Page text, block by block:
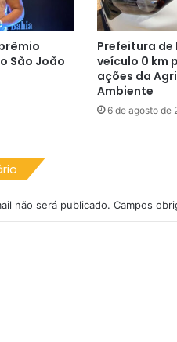
São João
Prefeitura de
veículo 0 km
ações da
Ambiente
6 de agosto de
não será publicado. Campos